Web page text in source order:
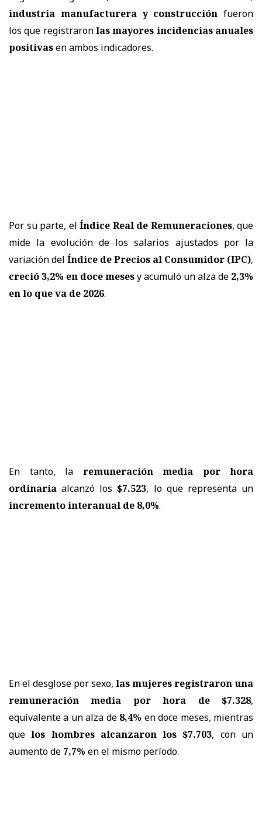
industria manufacturera y construcción fueron
los que registraronlas mayores incidencias anuales
positivasen ambos indicadores.
Por su parte, el Índice Real de Remuneraciones, que
mide la evolución de los salarios ajustados por la
variación del Índice de Precios al Consumidor (IPC),
creció 3,2% en doce mesesy acumuló un alza de 2,3%
en lo que va de 2026.
En tanto, la remuneración media por hora
ordinaria alcanzó los$7.523, lo que representa un
incremento interanual de 8,0%.
En el desglose por sexo, las mujeres registraron una
remuneración media por hora de $7.328,
equivalente a un alza de 8,4% en doce meses, mientras
quelos hombres alcanzaron los $7.703, con un
aumento de 7,7% en el mismo período.